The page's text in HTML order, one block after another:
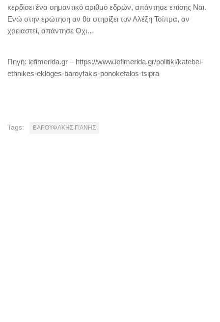
κερδίσει ένα σημαντικό αριθμό εδρών, απάντησε επίσης Ναι.
Ενώ στην ερώτηση αν θα στηρίξει τον Αλέξη Τσίπρα, αν
χρειαστεί, απάντησε Οχι…
Πηγή: iefimerida.gr – https://www.iefimerida.gr/politiki/katebei-
ethnikes-ekloges-baroyfakis-ponokefalos-tsipra
Tags: ΒΑΡΟΥΦΑΚΗΣ ΓΙΑΝΗΣ